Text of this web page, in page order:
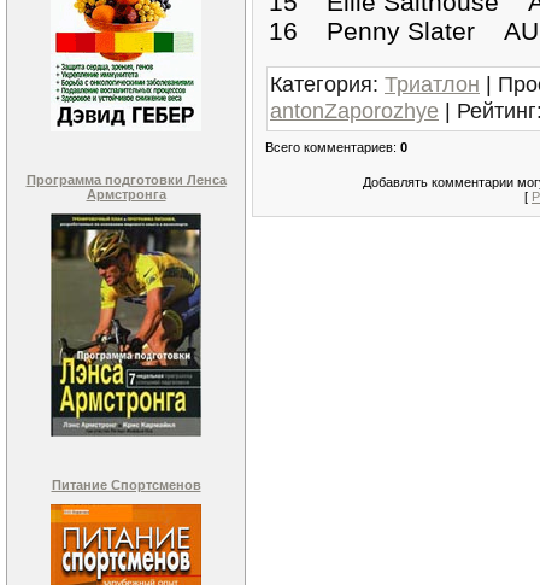
Программа подготовки Ленса
Армстронга
Питание Спортсменов
16 Penny Slater
Категория: Триатлон |
antonZaporozhye | Рейтинг
Всего комментариев: 0
Добавлять комментарии
[